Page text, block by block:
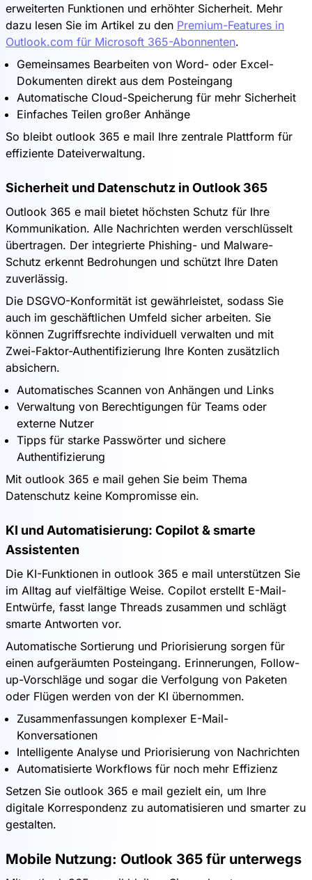
erweiterten Funktionen und erhöhter Sicherheit. Mehr
dazu lesen Sie im Artikel zu den Premium-Features in
Outlook.com für Microsoft 365-Abonnenten.
Gemeinsames Bearbeiten von Word- oder Excel-
Dokumenten direkt aus dem Posteingang
Automatische Cloud-Speicherung für mehr Sicherheit
Einfaches Teilen großer Anhänge
So bleibt outlook 365 e mail Ihre zentrale Plattform für
effiziente Dateiverwaltung.
Sicherheit und Datenschutz in Outlook 365
Outlook 365 e mail bietet höchsten Schutz für Ihre
Kommunikation. Alle Nachrichten werden verschlüsselt
übertragen. Der integrierte Phishing- und Malware-
Schutz erkennt Bedrohungen und schützt Ihre Daten
zuverlässig.
Die DSGVO-Konformität ist gewährleistet, sodass Sie
auch im geschäftlichen Umfeld sicher arbeiten. Sie
können Zugriffsrechte individuell verwalten und mit
Zwei-Faktor-Authentifizierung Ihre Konten zusätzlich
absichern.
Automatisches Scannen von Anhängen und Links
Verwaltung von Berechtigungen für Teams oder
externe Nutzer
Tipps für starke Passwörter und sichere
Authentifizierung
Mit outlook 365 e mail gehen Sie beim Thema
Datenschutz keine Kompromisse ein.
KI und Automatisierung: Copilot & smarte
Assistenten
Die KI-Funktionen in outlook 365 e mail unterstützen Sie
im Alltag auf vielfältige Weise. Copilot erstellt E-Mail-
Entwürfe, fasst lange Threads zusammen und schlägt
smarte Antworten vor.
Automatische Sortierung und Priorisierung sorgen für
einen aufgeräumten Posteingang. Erinnerungen, Follow-
up-Vorschläge und sogar die Verfolgung von Paketen
oder Flügen werden von der KI übernommen.
Zusammenfassungen komplexer E-Mail-
Konversationen
Intelligente Analyse und Priorisierung von Nachrichten
Automatisierte Workflows für noch mehr Effizienz
Setzen Sie outlook 365 e mail gezielt ein, um Ihre
digitale Korrespondenz zu automatisieren und smarter zu
gestalten.
Mobile Nutzung: Outlook 365 für unterwegs